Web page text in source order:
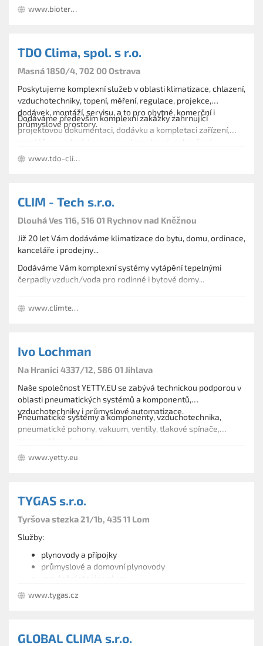
klimatizace do bytů, kanceláří i průmyslových objektů.
Zajistíme vše od návrhu až po realizaci včetně následného
www.bioterm.cz
TDO Clima, spol. s r.o.
Masná 1850/4, 702 00 Ostrava
Poskytujeme komplexní služeb v oblasti klimatizace, chlazení,
vzduchotechniky, topení, měření, regulace, projekce,
dodávek, montáží, servisu, a to pro obytné, komerční i
průmyslové prostory.
Dodáváme především komplexní zakázky zahrnující
projektovou dokumentaci, dodávku a kompletaci zařízení,
zaregulování, předání díla zákazníkovi a dále provádění
záručního i pozáručního servisu.
www.tdo-clima.cz
CLIM - Tech s.r.o.
Dlouhá Ves 116, 516 01 Rychnov nad Kněžnou
Již 20 let Vám dodáváme klimatizace do bytu, domu, ordinace,
kanceláře i prodejny...
Dodáváme Vám komplexní systémy vytápění tepelnými
čerpadly vzduch/voda pro rodinné i bytové domy...
požadavkům od větrání pasivních domů přes průmyslové i
www.climtech.cz
Ivo Lochman
Na Hranici 4337/12, 586 01 Jihlava
Naše společnost YETTY.EU se zabývá technickou podporou v
oblasti pneumatických systémů a komponentů,
vzduchotechniky i průmyslové automatizace.
Pneumatické systémy a komponenty, vzduchotechnika,
pneumatické pohony, vakuum, ventily, tlakové spínače,
Vyrábíme na zakázku dopravníky například o funkci počítání
www.yetty.eu
TYGAS s.r.o.
Tyršova stezka 21/1b, 435 11 Lom
Služby:
plynovody a přípojky
průmyslové a domovní plynovody
regulátory tlaku plynu
vytápění (průmyslové haly a objekty, rodinné domy)
www.tygas.cz
GLOBAL CLIMA s.r.o.